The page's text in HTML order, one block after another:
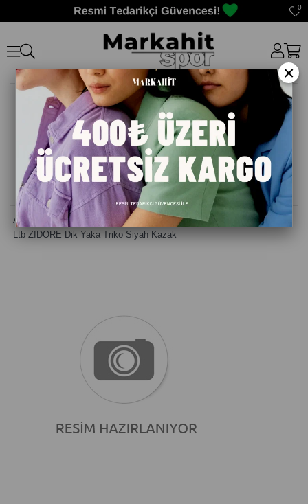
0
Anasayfa> Erkek Kazak
Ltb ZIDORE Dik Yaka Triko Siyah Kazak
×